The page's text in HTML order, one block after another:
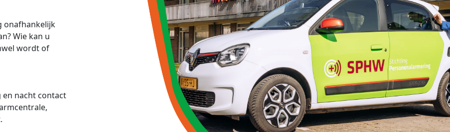
onafhankelijk
Wie kan u
wordt of
en nacht contact